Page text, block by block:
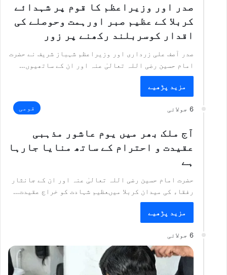
صدر اور وزیراعظم کا قوم پر شہدائے
کربلا کے عظیم صبر اورہمت وحوصلے کی
اقدار کوسربلند رکھنے پر زور
صدر آصف علی زرداری اور وزیراعظم شہباز شریف نے حضرت
امام حسین رضی اللہ تعالیٰ عنہ اور ان کے ساتھیوں…
مزید پڑھیے
6 جولائی قومی
آج ملک بھر میں یوم عاشور مذہبی
عقیدت و احترام کے ساتھ منایا جارہا
ہے
حضرت امام حسین رضی اللہ تعالیٰ عنہ اور ان کے جانثار
رفقاء کی میدان کربلا میںعظیم شہادت کو خراج عقیدت…
مزید پڑھیے
6 جولائی